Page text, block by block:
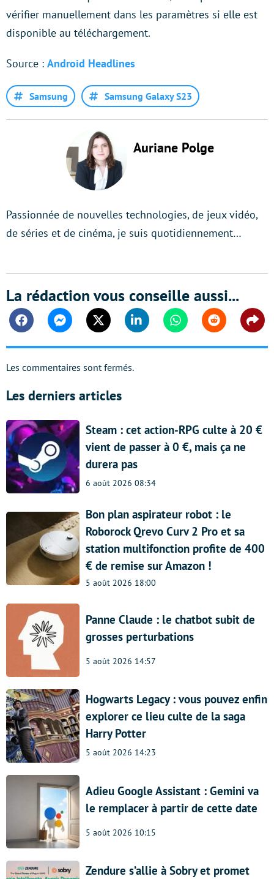
vérifier manuellement dans les paramètres si elle est
disponible au téléchargement.
Source : Android Headlines
Samsung Samsung Galaxy S23
Auriane Polge
Passionnée de nouvelles technologies, de jeux vidéo,
de séries et de cinéma, je suis quotidiennement…
La rédaction vous conseille aussi...
FacebookMessengerTwitter Linkedin WhatsappReddit
Les commentaires sont fermés.
Les derniers articles
Steam : cet action-RPG culte à 20 €
vient de passer à 0 €, mais ça ne
durera pas
6 août 2026 08:34
Bon plan aspirateur robot : le
Roborock Qrevo Curv 2 Pro et sa
station multifonction profite de 400
€ de remise sur Amazon !
5 août 2026 18:00
Panne Claude : le chatbot subit de
grosses perturbations
5 août 2026 14:57
Hogwarts Legacy : vous pouvez enfin
explorer ce lieu culte de la saga
Harry Potter
5 août 2026 14:23
Adieu Google Assistant : Gemini va
le remplacer à partir de cette date
5 août 2026 10:15
Zendure s’allie à Sobry et promet